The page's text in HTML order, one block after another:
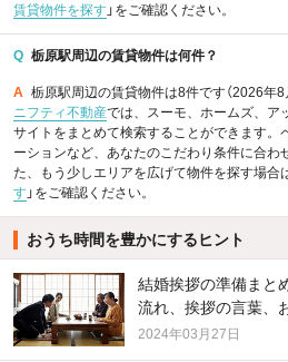
賃貸物件を探す 」をご確認ください。
Q 栃原駅周辺の賃貸物件は何件？
A 栃原駅周辺の賃貸物件は8件です（2026年8
ニフティ不動産では、スーモ、ホームズ、ア
サイトをまとめて検索することができます。
ーションなど、あなたのこだわり条件に合わ
た、もう少しエリアを広げて物件を探す場合は
す 」をご確認ください。
おうち時間を豊かにするヒント
結婚挨拶の準備まと
流れ、挨拶の言葉、
2024年03月27日